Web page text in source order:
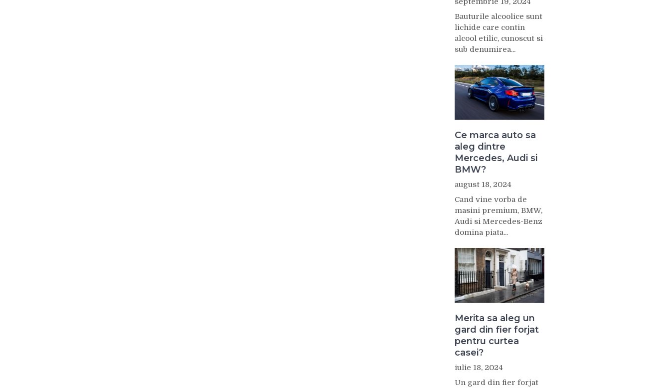
Bauturile alcoolice sunt
lichide care contin
alcool etilic, cunoscut si
sub denumirea...
Ce marca auto sa
aleg dintre
Mercedes, Audi si
BMW?
august 18, 2024
Cand vine vorba de
masini premium, BMW,
Audi si Mercedes-Benz
domina piata...
Merita sa aleg un
gard din fier forjat
pentru curtea
casei?
iulie 18, 2024
Un gard din fier forjat